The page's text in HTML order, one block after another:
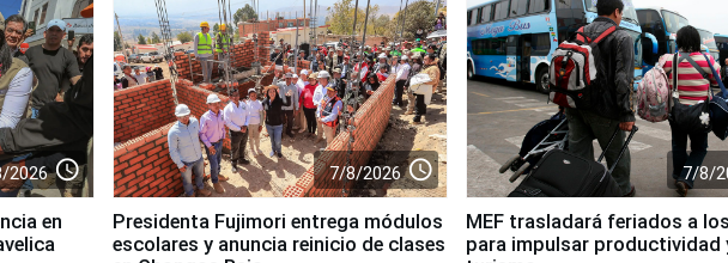
2026 access_time
en
7/8/2026 access_time
Presidenta Fujimori entrega módulos
escolares y anuncia reinicio de clases
7/8/
MEF trasladará feriados a
para impulsar productividad